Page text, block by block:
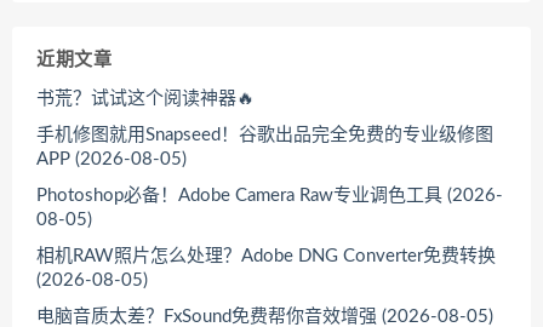
近期文章
书荒？试试这个阅读神器🔥
手机修图就用Snapseed！谷歌出品完全免费的专业级修图
APP (2026-08-05)
Photoshop必备！Adobe Camera Raw专业调色工具 (2026-
08-05)
相机RAW照片怎么处理？Adobe DNG Converter免费转换
(2026-08-05)
电脑音质太差？FxSound免费帮你音效增强 (2026-08-05)